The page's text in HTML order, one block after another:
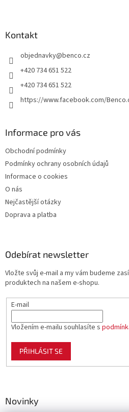
Kontakt
objednavky@benco.cz
+420 734 651 522
+420 734 651 522
https://www.facebook.com/
Informace pro vás
Obchodní podmínky
Podmínky ochrany osobních údajů
Informace o cookies
O nás
Nejčastější otázky
Doprava a platba
Odebírat newsletter
Vložte svůj e-mail a my vám budeme
produktech na našem e-shopu.
E-mail
Vložením e-mailu souhlasíte s
PŘIHLÁSIT SE
Novinky